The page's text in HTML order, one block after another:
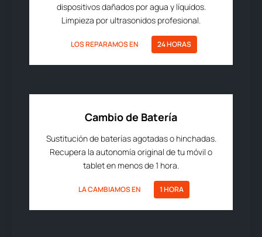
dispositivos dañados por agua y líquidos.
Limpieza por ultrasonidos profesional.
LOS REPARAMOS EN 24 HORAS
Cambio de Batería
Sustitución de baterías agotadas o hinchadas.
Recupera la autonomía original de tu móvil o
tablet en menos de 1 hora.
LA CAMBIAMOS EN 1 HORA